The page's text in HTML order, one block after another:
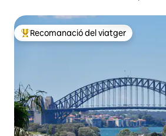
Principals recomanacions dels viatgers
Recomanació del viatger